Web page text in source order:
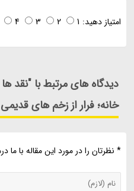
امتیاز دهید: 1
2
3
4
دیدگاه های مرتبط با "نقد
خانه؛ فرار از زخم های قدیمی
* نظرتان را در مورد این مقاله با ما